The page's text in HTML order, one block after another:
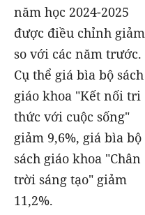
năm học 2024-2025
được điều chỉnh giảm
so với các năm trước.
Cụ thể giá bìa bộ sách
giáo khoa "Kết nối tri
thức với cuộc sống"
giảm 9,6%, giá bìa bộ
sách giáo khoa "Chân
trời sáng tạo" giảm
11,2%.